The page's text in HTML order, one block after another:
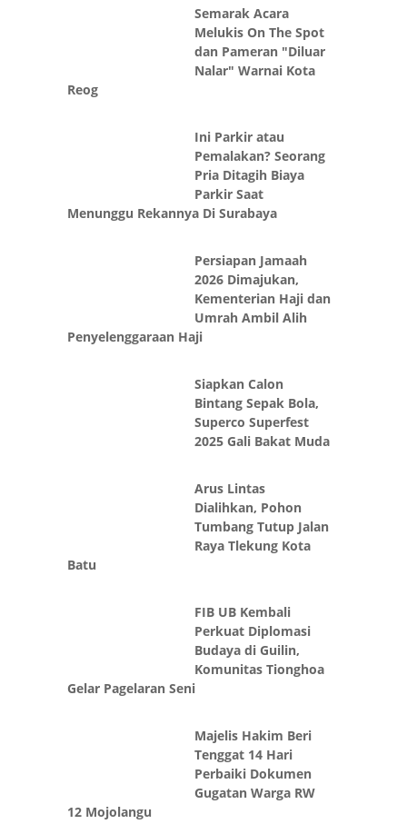
Semarak Acara
Melukis On The Spot
dan Pameran "Diluar
Nalar" Warnai Kota
Reog
Ini Parkir atau
Pemalakan? Seorang
Pria Ditagih Biaya
Parkir Saat
Menunggu Rekannya Di Surabaya
Persiapan Jamaah
2026 Dimajukan,
Kementerian Haji dan
Umrah Ambil Alih
Penyelenggaraan Haji
Siapkan Calon
Bintang Sepak Bola,
Superco Superfest
2025 Gali Bakat Muda
Arus Lintas
Dialihkan, Pohon
Tumbang Tutup Jalan
Raya Tlekung Kota
Batu
FIB UB Kembali
Perkuat Diplomasi
Budaya di Guilin,
Komunitas Tionghoa
Gelar Pagelaran Seni
Majelis Hakim Beri
Tenggat 14 Hari
Perbaiki Dokumen
Gugatan Warga RW
12 Mojolangu